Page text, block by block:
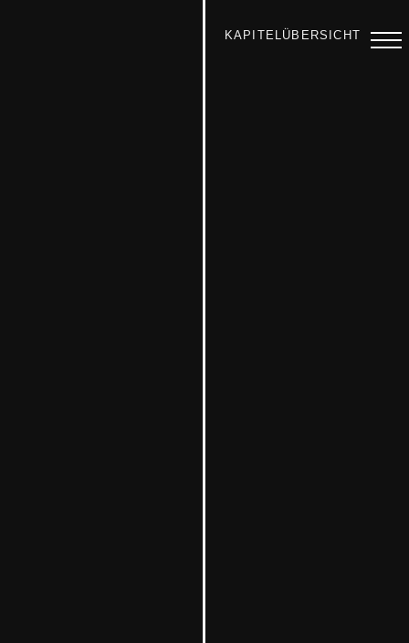
KAPITELÜBERSICHT